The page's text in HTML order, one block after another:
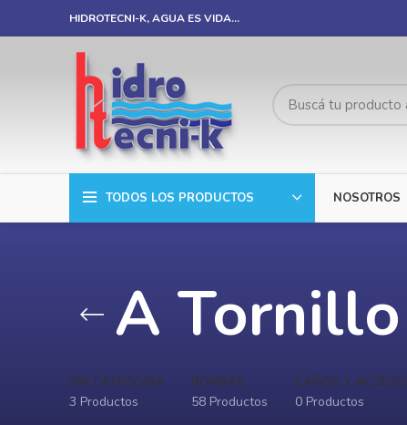
HIDROTECNI-K, AGUA ES VIDA…
TODOS LOS PRODUCTOS NOSOTROS
A Tornillo
SIN CATEGORÍA
3 Productos
BOMBAS
58 Productos
CAÑOS Y
0 Productos